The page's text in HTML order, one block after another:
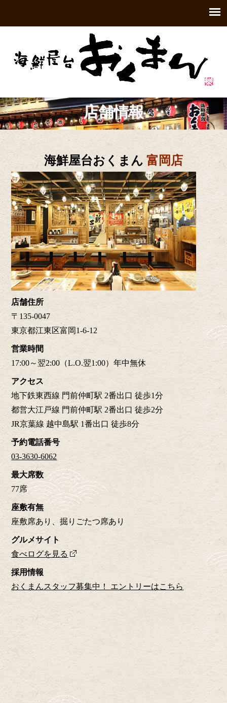
店舗情報
海鮮屋台おくまん 富岡店
店舗住所
〒135-0047
東京都江東区富岡1-6-12
営業時間
17:00～翌2:00（L.O.翌1:00）年中無休
アクセス
地下鉄東西線 門前仲町駅 2番出口 徒歩1分
都営大江戸線 門前仲町駅 2番出口 徒歩2分
JR京葉線 越中島駅 1番出口 徒歩8分
予約電話番号
03-3630-6062
最大席数
77席
座敷有無
座敷席あり、掘りごたつ席あり
グルメサイト
食べログを見る
採用情報
おくまんスタッフ募集中！ エントリーはこちら